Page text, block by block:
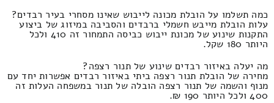
כמה תשלמו על הובלת מכונה לייבוש שאינו מסחרי בעיר רבדים?
עלות הובלת מייבש חשמלי ברבדים והסביבה במיזוג של ביצוע
התקנות שינוע של מכונת ייבוש כביסה התמחור זה 410 ולכל
היותר 180 שקל.
מה יעלה באיזור רבדים שינוע של תנור רצפה?
מחירה של הובלת תנור רצפה ביתי באיזור רבדים אפשרות יחד עם
מנוף והשמה של תנור רצפה הובלה של תנור במשפחה העלות זה
400 ולכל היותר 190 ₪.